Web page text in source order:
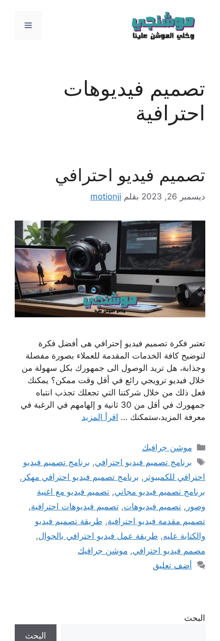
المحتوى
القائمة
تصميم فيديوهات
احترافية
تصميم فيديو احترافي
ديسمبر 26, 2023 بقلم motionji
تعتبر فكرة تصميم فيديو إحترافي هى أفضل فكرة
لتوضيح كافة الخدمات المقدمة للعملاء بصورة مفصلة
وجذابة، هل تريد الوصول الى جمهورك بكل سهولة من
خلال فيديو ترويجي رائع في أقل وقت ممكن؟ يمكنك
فعل ذلك من خلال شركتنا التي تجعلك تجذب انتباه
جمهورك في أقل من 30 ثانية و إلهامهم في الرغبة في
معرفة المزيد،ستمكنك … اقرأ المزيد
التصنيفات
موشن جرافيك
الوسوم
برنامج تصميم فيديو احترافي, برنامج تصميم فيديو
احترافي للكمبيوتر , برنامج تصميم فيديو احترافي مهكر ,
برنامج تصميم فيديو مجاني, تصميم فيديو مع اغنية
وصور , تصميم فيديوهات, تصميم فيديوهات احترافية,
تصميم مقدمة فيديو احترافية, طريقة تصميم فيديو
والكتابة عليه, طريقة عمل فيديو احترافي بالجوال,
مصمم فيديو احترافي, موشن جرافيك
أضف تعليق
البحث
البحث